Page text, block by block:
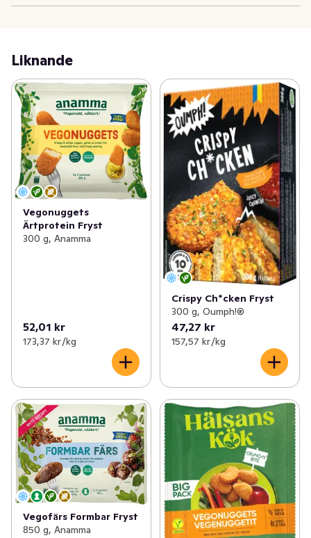
Anamma vegansk schnitzel är saftig, baserad på
mat och schnitzeln är inget undantag. Denna
vegoschnitzel är tillverkad i Sverige och har blivit en
riktig klassiker både bland veganer och flexitarianer
som är sugna på en god, vegansk middag.
Anamma står för riktigt god vegansk mat som lagas
med omtanke för dig, djuren och miljön. Vegoschnitzeln
har ca 60% lägre klimatpåverkan än Wienerschnitzel
gjord på fläskkött. Läs mer om Anamma och hur de har
räknat ut klimatpåverkan på anamma.eu
Liknande
Vegonuggets
Ärtprotein Fryst
300 g, Anamma
52,01 kr
173,37 kr /kg
Crispy Ch*cken Fryst
300 g, Oumph!®
47,27 kr
157,57 kr /kg
Vegofärs Formbar Fryst
850 g, Anamma